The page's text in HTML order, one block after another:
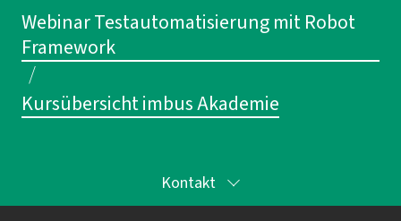
Webinar Testautomatisierung mit Robot
Framework
/
Kursübersicht imbus Akademie
Kontakt